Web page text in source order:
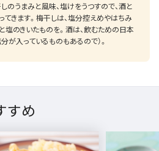
のうまみと風味、塩けをうつすので、酒と
きます。梅干しは、塩分控えめやはちみ
塩のきいたものを。酒は、飲むための日本
が入っているものもあるので）。
すめ